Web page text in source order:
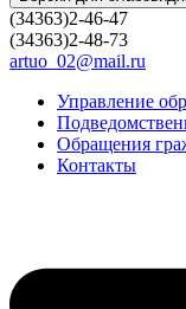
(34363)2-46-47
(34363)2-48-73
artuo_02@mail.ru
Управление
Обращения
Контакты